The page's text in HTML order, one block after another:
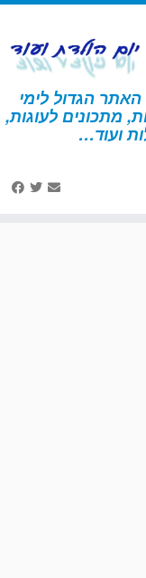
האתר הגדול לימי
מתכונים לעוגות,
ועוד…